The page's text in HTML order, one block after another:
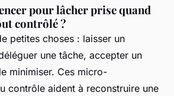
pour lâcher prise quand
contrôlé ?
petites choses : laisser un
une tâche, accepter un
minimiser. Ces micro-
contrôle aident à reconstruire une